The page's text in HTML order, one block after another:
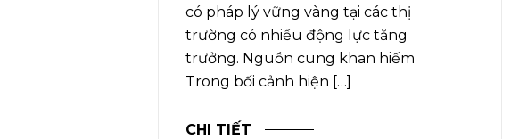
có pháp lý vững vàng tại các thị
trường có nhiều động lực tăng
trưởng. Nguồn cung khan hiếm
Trong bối cảnh hiện […]
CHI TIẾT